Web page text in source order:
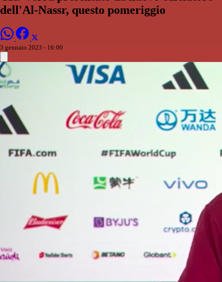
dell'Al-Nassr, questo pomeriggio
3 gennaio 2023 - 16:00